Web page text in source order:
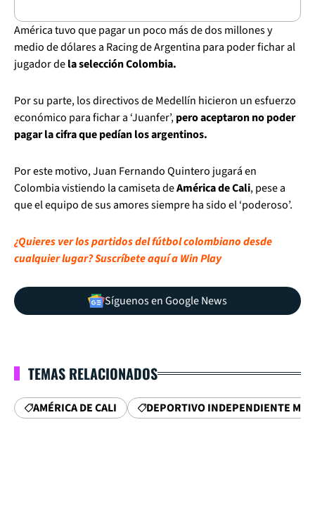
América tuvo que pagar un poco más de dos millones y
medio de dólares a Racing de Argentina para poder fichar al
jugador dela selección Colombia.
Por su parte, los directivos de Medellín hicieron un esfuerzo
económico para fichar a ‘Juanfer’,pero aceptaron no poder
pagar la cifra que pedían los argentinos.
Por este motivo, Juan Fernando Quintero jugará en
Colombia vistiendo la camiseta deAmérica de Cali, pese a
que el equipo de sus amores siempre ha sido el ‘poderoso’.
¿Quieres ver los partidos del fútbol colombiano desde
cualquier lugar? Suscríbete aquí a Win Play
Síguenos en Google News
TEMAS RELACIONADOS
AMÉRICA DE CALI DEPORTIVO INDEPENDIENTE